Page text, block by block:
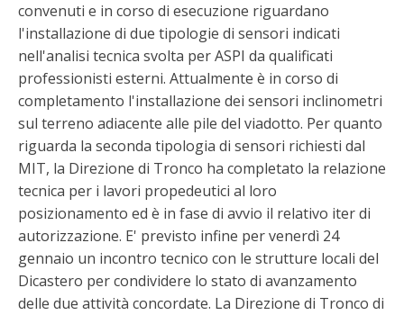
convenuti e in corso di esecuzione riguardano
l'installazione di due tipologie di sensori indicati
nell'analisi tecnica svolta per ASPI da qualificati
professionisti esterni. Attualmente è in corso di
completamento l'installazione dei sensori inclinometri
sul terreno adiacente alle pile del viadotto. Per quanto
riguarda la seconda tipologia di sensori richiesti dal
MIT, la Direzione di Tronco ha completato la relazione
tecnica per i lavori propedeutici al loro
posizionamento ed è in fase di avvio il relativo iter di
autorizzazione. E' previsto infine per venerdì 24
gennaio un incontro tecnico con le strutture locali del
Dicastero per condividere lo stato di avanzamento
delle due attività concordate. La Direzione di Tronco di